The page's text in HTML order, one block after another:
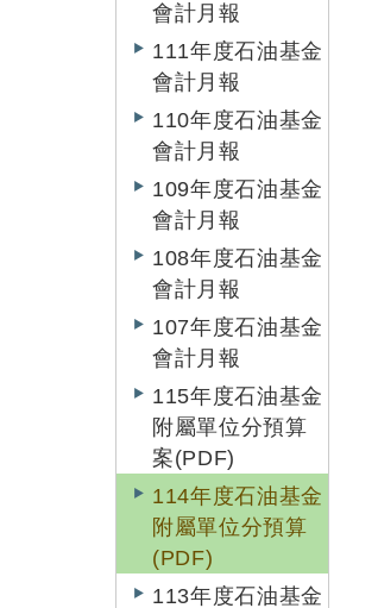
會計月報
111年度石油基金
會計月報
110年度石油基金
會計月報
109年度石油基金
會計月報
108年度石油基金
會計月報
107年度石油基金
會計月報
115年度石油基金
附屬單位分預算
案(PDF)
114年度石油基金
附屬單位分預算
(PDF)
113年度石油基金